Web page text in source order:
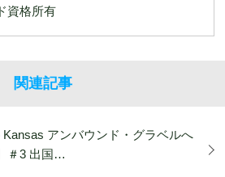
資格所有
関連記事
Kansas アンバウンド・グラベルへ
＃3 出国…